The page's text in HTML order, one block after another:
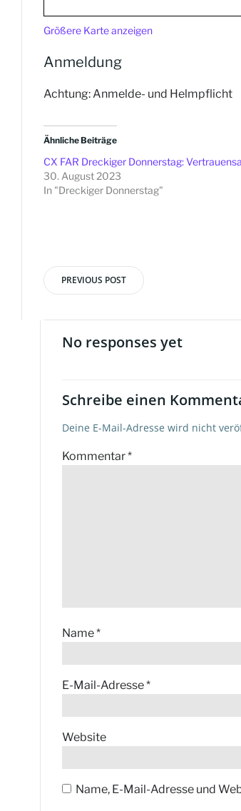
Größere Karte anzeigen
Anmeldung
Achtung: Anmelde- und Helmpflicht
Ähnliche Beiträge
CX FAR Dreckiger Donnerstag:
30. August 2023
In "Dreckiger Donnerstag"
PREVIOUS POST
No responses yet
Schreibe einen
Deine E-Mail-Adresse wird nicht
Kommentar*
Name*
E-Mail-Adresse*
Website
Name, E-Mail-Adresse und